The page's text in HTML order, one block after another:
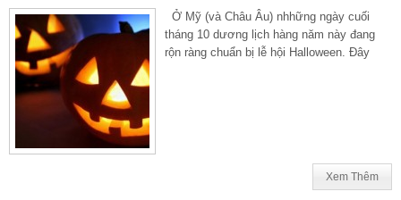
Ở Mỹ (và Châu Âu) nhhững ngày cuối
tháng 10 dương lịch hàng năm này đang
rộn ràng chuẩn bị lễ hội Halloween. Đây
Xem Thêm